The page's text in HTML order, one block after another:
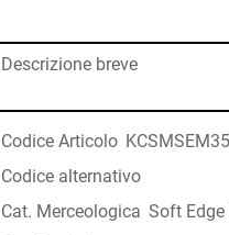
Descrizione breve
Codice Articolo
Codice alternativo
Cat. Merceologica Soft